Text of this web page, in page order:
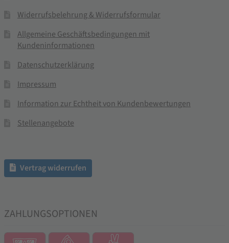
Widerrufsbelehrung & Widerrufsformular
Allgemeine Geschäftsbedingungen mit
Kundeninformationen
Datenschutzerklärung
Impressum
Information zur Echtheit von Kundenbewertungen
Stellenangebote
Vertrag widerrufen
ZAHLUNGSOPTIONEN